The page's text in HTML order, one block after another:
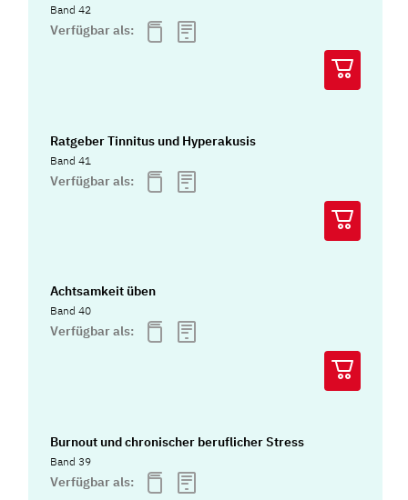
Band 42
Verfügbar als:
Ratgeber Tinnitus und Hyperakusis
Band 41
Verfügbar als:
Achtsamkeit üben
Band 40
Verfügbar als:
Burnout und chronischer beruflicher Stress
Band 39
Verfügbar als: